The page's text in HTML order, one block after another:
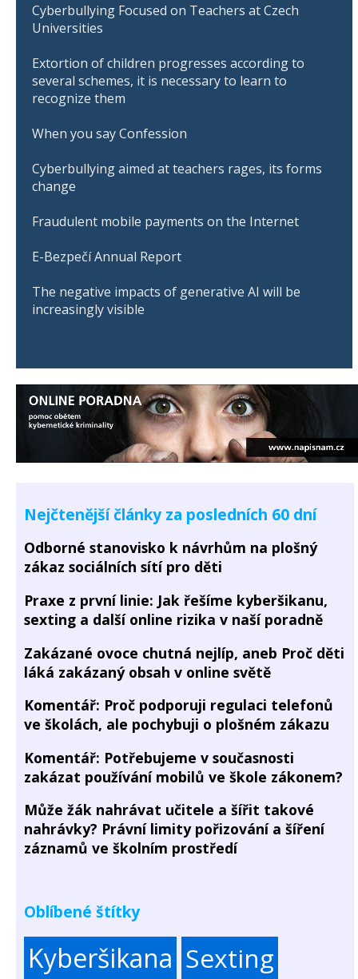
Cyberbullying Focused on Teachers at Czech
Universities
Extortion of children progresses according to
several schemes, it is necessary to learn to
recognize them
When you say Confession
Cyberbullying aimed at teachers rages, its forms
change
Fraudulent mobile payments on the Internet
E-Bezpečí Annual Report
The negative impacts of generative AI will be
increasingly visible
Nejčtenější články za posledních 60 dní
Odborné stanovisko k návrhům na plošný
zákaz sociálních sítí pro děti
Praxe z první linie: Jak řešíme kyberšikanu,
sexting a další online rizika v naší poradně
Zakázané ovoce chutná nejlíp, aneb Proč děti
láká zakázaný obsah v online světě
Komentář: Proč podporuji regulaci telefonů
ve školách, ale pochybuji o plošném zákazu
Komentář: Potřebujeme v současnosti
zakázat používání mobilů ve škole zákonem?
Může žák nahrávat učitele a šířit takové
nahrávky? Právní limity pořizování a šíření
záznamů ve školním prostředí
Oblíbené štítky
Kyberšikana Sexting